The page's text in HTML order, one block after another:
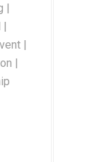
|
|
|
|